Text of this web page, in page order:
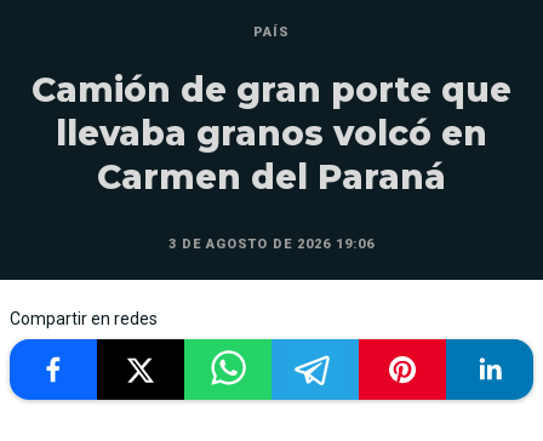
PAÍS
Camión de gran porte que
llevaba granos volcó en
Carmen del Paraná
3 DE AGOSTO DE 2026 19:06
Compartir en redes